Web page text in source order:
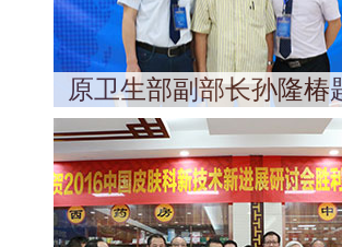
原卫生部副部长孙隆椿